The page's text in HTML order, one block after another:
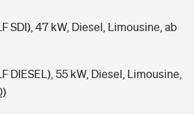
SDI), 47 kW, Diesel, Limousine, ab
DIESEL), 55 kW, Diesel, Limousine,